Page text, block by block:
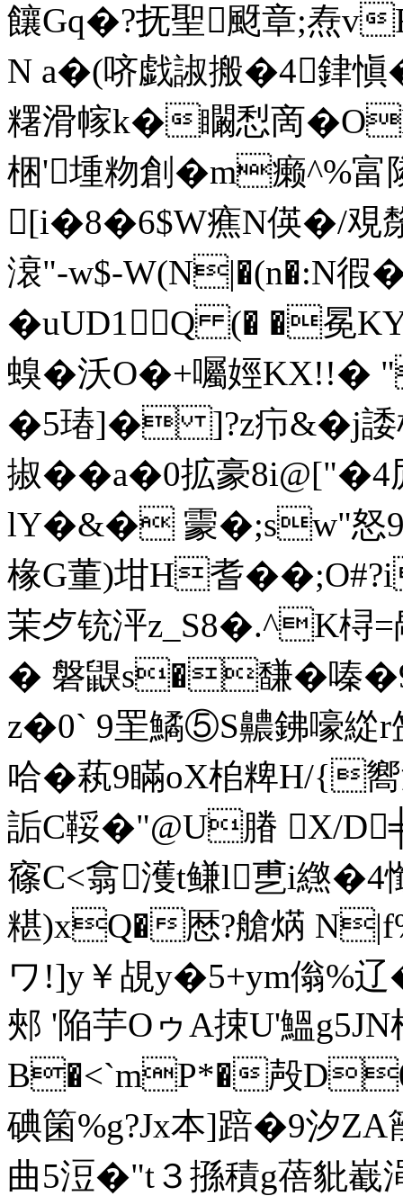
饟Gq�?抚聖颬章;焘
N a�(哜戯諔搬�4銉
糬滑幏k�矙悡啇
梱'堹粅創�m癞^%富
[i�8�6$W癄N偀�/覌漦
滖"-w$-W(N|�(n�:N徦
�uUD1Q (� �
螑�沃O�+囑娙
�5瑃]� ]?z疖&�j
掓��a�0拡豪
lY�&� 霥�;sw"怒
椽G董)坩H耆�
茉歺铳泙z_S8�.^K桪
� 磐鼳s�馦�嗪
z�0` 9罜鱊⑤S齈鉘嚎緃r
哈�萟9瞞oX桘粺H/{
詬C鞖�"@U膡 X/
窱C<翕濩t鳒l乶i繺
糂)xQ�厯?艙焫
ワ!]y￥覘y�5+ym傟%
郟 '陥芋OゥA捒U'鰮
B�<`mP*�殸
碘箘%g?Jx本]踣�9汐ZA
曲5浢�"t３搎積g蓓豼嶻